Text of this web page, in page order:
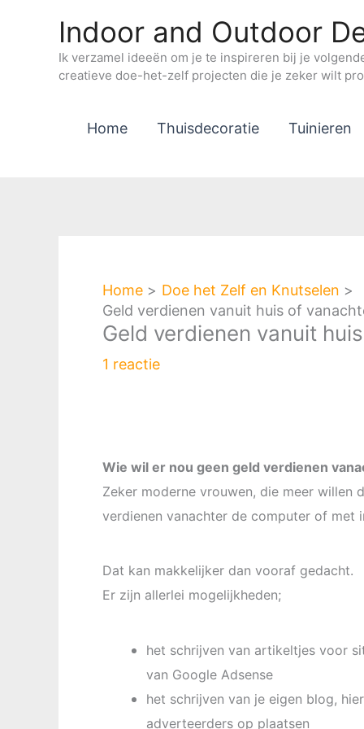
Indoor and Outdoor
Ik verzamel ideeën om je te inspireren bij je
creatieve doe-het-zelf projecten die je zeker wilt
Home Thuisdecoratie Tuinieren
Home
Doe het Zelf en Knutselen
Geld verdienen vanuit huis of
Geld verdienen vanuit
1 reactie
Wie wil er nou geen geld verdienen
Zeker moderne vrouwen, die meer willen
verdienen vanachter de computer of met
Dat kan makkelijker dan vooraf gedacht.
Er zijn allerlei mogelijkheden;
het schrijven van artikeltjes voor
van Google Adsense
het schrijven van je eigen blog,
adverteerders op plaatsen